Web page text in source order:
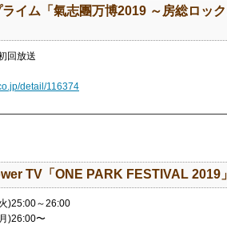
イム「氣志團万博2019 ～房総ロッ
回放送
detail/116374
TV「ONE PARK FESTIVAL 2019」
)25:00～26:00
)26:00〜